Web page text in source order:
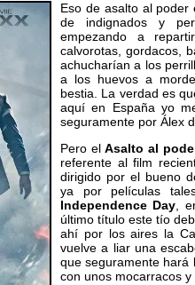
Eso de asalto al
de indignados y
empezando a
calvorotas, gordacos,
achucharían a los
a los huevos a
bestia. La verdad es
aquí en España yo
seguramente por Álex
Pero elAsalto al
referente al film
dirigido por el bueno
ya por películas
Independence Day,
último título este tío
ahí por los aires la
vuelve a liar una
que seguramente hará
con unos mocarracos